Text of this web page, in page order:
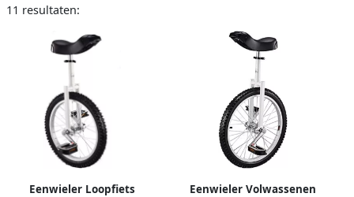
11 resultaten:
Eenwieler Loopfiets
Eenwieler Volwassenen